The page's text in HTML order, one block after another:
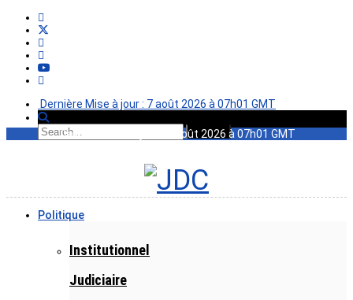
Dernière Mise à jour : 7 août 2026 à 07h01 GMT
Dernière Mise à jour : 7 août 2026 à 07h01 GMT
Politique
Institutionnel
Judiciaire